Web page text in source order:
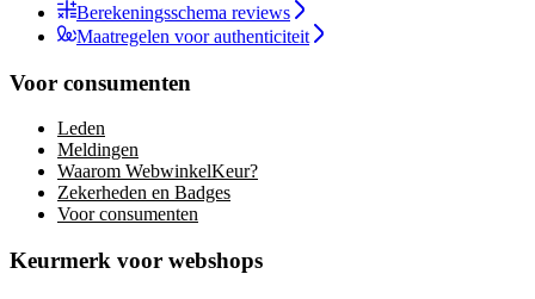
Berekeningsschema reviews
Maatregelen voor authenticiteit
Voor consumenten
Leden
Meldingen
Waarom WebwinkelKeur?
Zekerheden en Badges
Voor consumenten
Keurmerk voor webshops